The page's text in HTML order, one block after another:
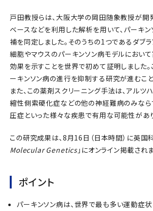
戸田教授らは、大阪大学の岡田随象教授が開
ベースなどを利用した解析を用いて、パーキ
補を同定しました。そのうちの1つであるダブラ
細胞やマウスのパーキンソン病モデルにおい
効果を示すことを世界で初めて証明しました。
ーキンソン病の進行を抑制する研究が進むこ
また、この薬剤スクリーニング手法は、アルツ
縮性側索硬化症などの他の神経難病のみなら
圧症といった様々な疾患で有用な可能性があり
この研究成果は、8月16日（日本時間）に英国
Molecular Genetics 」にオンライン掲載され
ポイント
パーキンソン病は、世界で最も多い運動症